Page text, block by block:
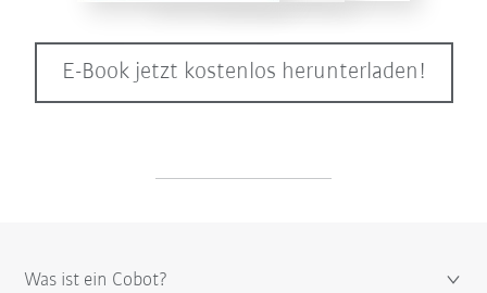
E-Book jetzt kostenlos herunterladen!
Was ist ein Cobot?